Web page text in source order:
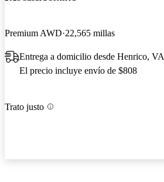
Premium AWD 22,565 millas
Entrega a domicilio desde Henrico, VA
El precio incluye envío de $808
Trato justo